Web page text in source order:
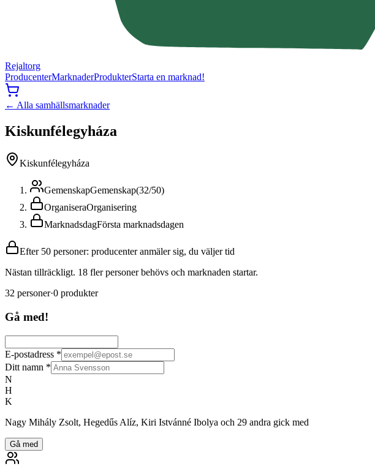
Rejaltorg
ProducenterMarknaderProdukterStarta en marknad!
← Alla samhällsmarknader
Kiskunfélegyháza
Kiskunfélegyháza
GemenskapGemenskap(32/50)
OrganiseraOrganisering
MarknadsdagFörsta marknadsdagen
Efter 50 personer: producenter anmäler sig, du väljer tid
Nästan tillräckligt. 18 fler personer behövs och marknaden startar.
32 personer·0 produkter
Gå med!
E-postadress *
Ditt namn *
N
H
K
Nagy Mihály Zsolt, Hegedűs Alíz, Kiri Istvánné Ibolya och 29 andra gick med
Gå med